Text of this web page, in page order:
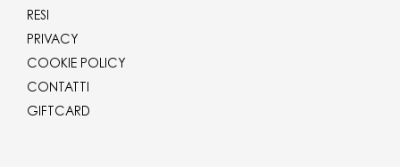
RESI
PRIVACY
COOKIE POLICY
CONTATTI
GIFTCARD